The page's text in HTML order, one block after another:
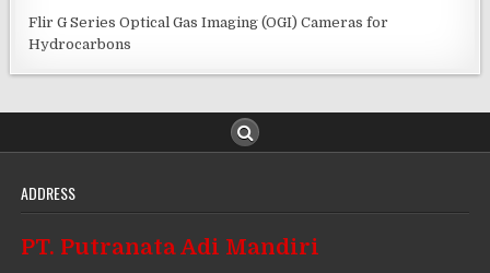
Flir G Series Optical Gas Imaging (OGI) Cameras for
Hydrocarbons
ADDRESS
PT. Putranata Adi Mandiri